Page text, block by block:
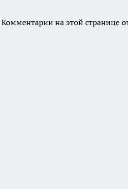
Комментарии на этой странице